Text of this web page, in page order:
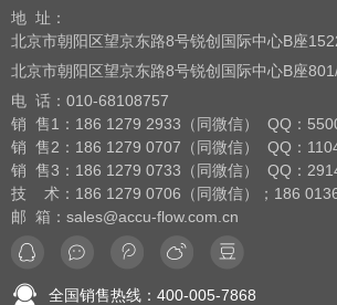
地 址：
北京市朝阳区望京东路8号锐创国际中心B座
北京市朝阳区望京东路8号锐创国际中心B座
电 话： 010-68108757
销 售1：186 1279 2933（同微信） QQ：
销 售2：186 1279 0707（同微信） QQ：
销 售3：186 1279 0733（同微信） QQ：
技 术：186 1279 0706（同微信）；186
邮 箱：sales@accu-flow.com.cn
全国销售热线：400-005-7868